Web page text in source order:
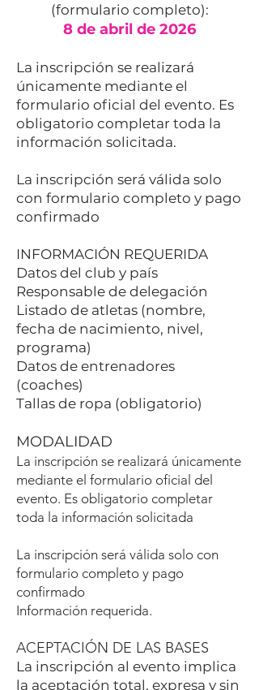
(formulario completo):
8 de abril de 2026
La inscripción se realizará
únicamente mediante el
formulario oficial del evento. Es
obligatorio completar toda la
información solicitada.
La inscripción será válida solo
con formulario completo y pago
confirmado
INFORMACIÓN REQUERIDA
Datos del club y país
Responsable de delegación
Listado de atletas (nombre,
fecha de nacimiento, nivel,
programa)
Datos de entrenadores
(coaches)
Tallas de ropa (obligatorio)
MODALIDAD
La inscripción se realizará únicamente
mediante el formulario oficial del
evento. Es obligatorio completar
toda la información solicitada
La inscripción será válida solo con
formulario completo y pago
confirmado
Información requerida.
ACEPTACIÓN DE LAS BASES
La inscripción al evento implica
la aceptación total, expresa y sin